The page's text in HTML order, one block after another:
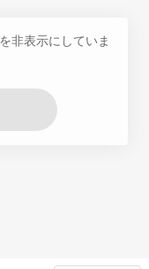
非表示にしていま